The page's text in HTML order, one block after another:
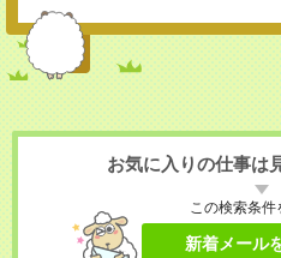
お気に入りの仕事は
この検索条件
新着メール